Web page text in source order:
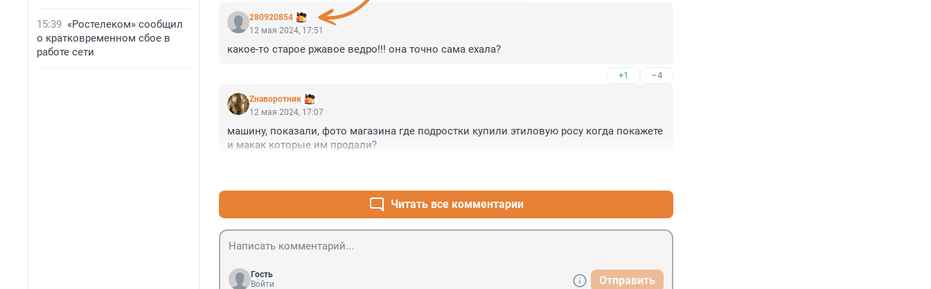
15:39 «Ростелеком» сообщил
о кратковременном сбое в
работе сети
280920854
12 мая 2024, 17:51
какое-то старое ржавое ведро!!! она точно сама ехала?
+1 –4
Zнаворотник
12 мая 2024, 17:07
машину, показали, фото магазина где подростки купили этиловую росу когда покажете
и макак которые им продали?
Читать все комментарии
Гость
Войти
Отправить